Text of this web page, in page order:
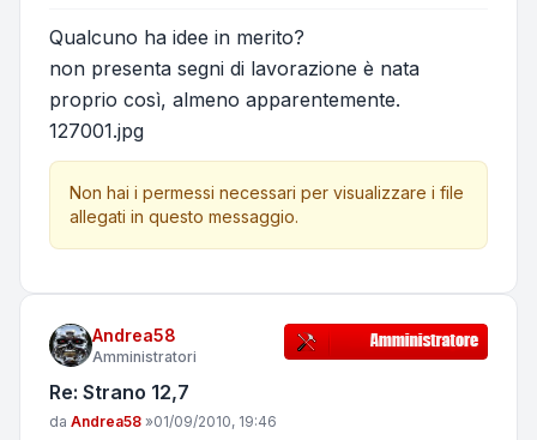
Qualcuno ha idee in merito?
non presenta segni di lavorazione è nata
proprio così, almeno apparentemente.
127001.jpg
Non hai i permessi necessari per visualizzare i file
allegati in questo messaggio.
Andrea58
Amministratori
Re: Strano 12,7
Messaggio
da Andrea58 »01/09/2010, 19:46